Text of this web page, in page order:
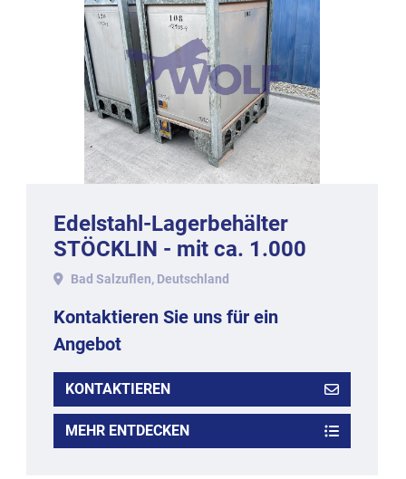
Edelstahl-Lagerbehälter
STÖCKLIN - mit ca. 1.000
Liter Inhalt, Werkstoff 1.4301.
Bad Salzuflen, Deutschland
Kontaktieren Sie uns für ein
Angebot
KONTAKTIEREN
MEHR ENTDECKEN